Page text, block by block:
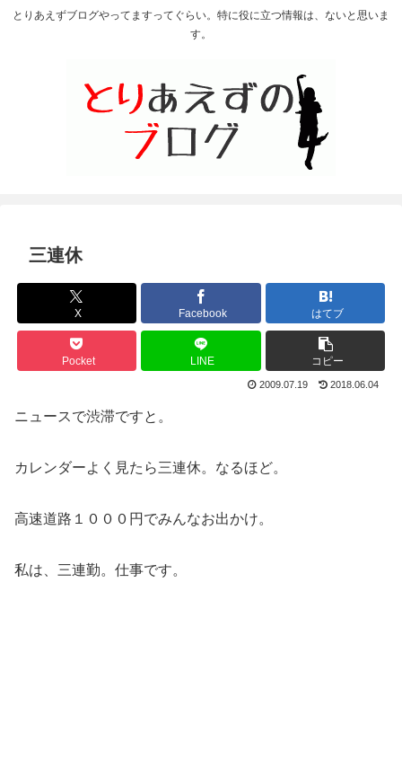
とりあえずブログやってますってぐらい。特に役に立つ情報は、ないと思いま
す。
三連休
X Facebook はてブ
Pocket LINE コピー
2009.07.19 2018.06.04
ニュースで渋滞ですと。
カレンダーよく見たら三連休。なるほど。
高速道路１０００円でみんなお出かけ。
私は、三連勤。仕事です。